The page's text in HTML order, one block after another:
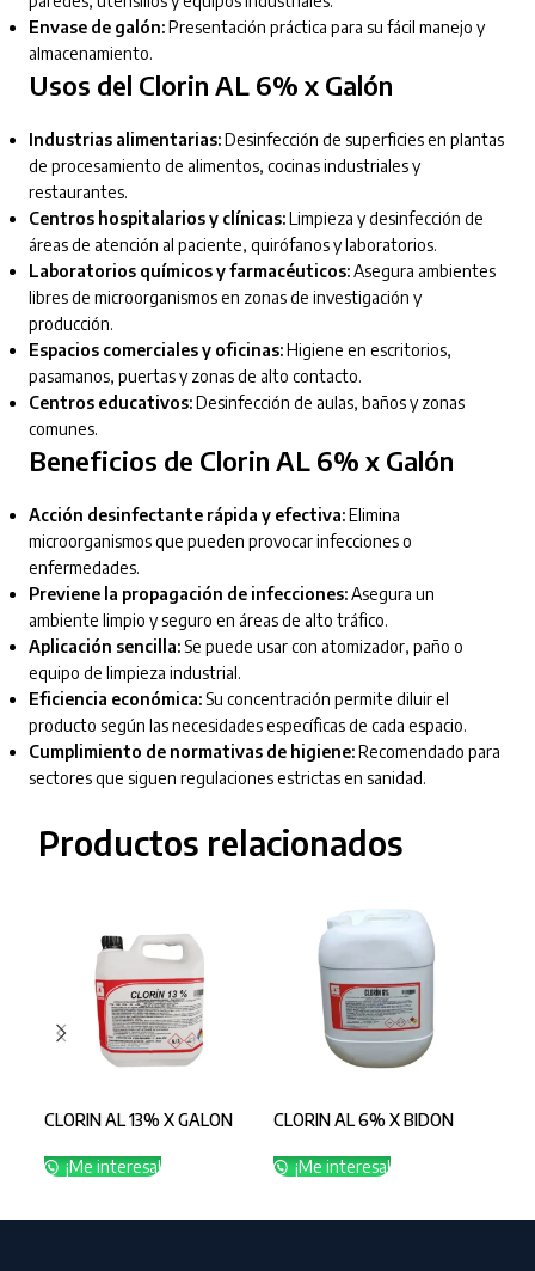
Envase de galón:Presentación práctica para su fácil manejo y
almacenamiento.
Usos del Clorin AL 6% x Galón
Industrias alimentarias:Desinfección de superficies en plantas
de procesamiento de alimentos, cocinas industriales y
restaurantes.
Centros hospitalarios y clínicas:Limpieza y desinfección de
áreas de atención al paciente, quirófanos y laboratorios.
Laboratorios químicos y farmacéuticos:Asegura ambientes
libres de microorganismos en zonas de investigación y
producción.
Espacios comerciales y oficinas:Higiene en escritorios,
pasamanos, puertas y zonas de alto contacto.
Centros educativos:Desinfección de aulas, baños y zonas
comunes.
Beneficios de Clorin AL 6% x Galón
Acción desinfectante rápida y efectiva:Elimina
microorganismos que pueden provocar infecciones o
enfermedades.
Previene la propagación de infecciones:Asegura un
ambiente limpio y seguro en áreas de alto tráfico.
Aplicación sencilla:Se puede usar con atomizador, paño o
equipo de limpieza industrial.
Eficiencia económica:Su concentración permite diluir el
producto según las necesidades específicas de cada espacio.
Cumplimiento de normativas de higiene:Recomendado para
sectores que siguen regulaciones estrictas en sanidad.
Productos relacionados
CLORIN AL 13% X GALON
¡Me interesa!
CLORIN AL 6% X BIDON
¡Me interesa!